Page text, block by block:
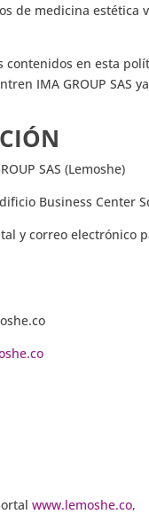
de medicina estética
contenidos en esta
IMA GROUP SAS
SAS (Lemoshe)
Business Center
y correo electrónico
www.lemoshe.co,